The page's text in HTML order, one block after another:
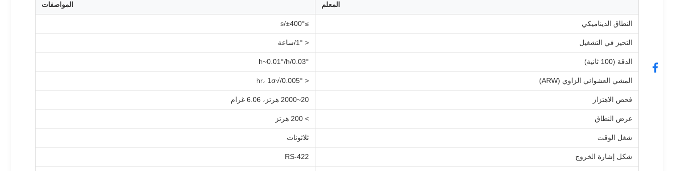
المعلم المواصفات
النطاق الديناميكي ≥±400°/s
التحيز في التشغيل < 1°/ساعة
الدقة (100 ثانية) 0.03°/h~0.01°/h
المشي العشوائي الزاوي (ARW) < 0.005°/√hr، 1σ
فحص الاهتزاز 20~2000 هرتز، 6.06 غرام
عرض النطاق > 200 هرتز
شغل الوقت ثلاثونات
شكل إشارة الخروج RS-422